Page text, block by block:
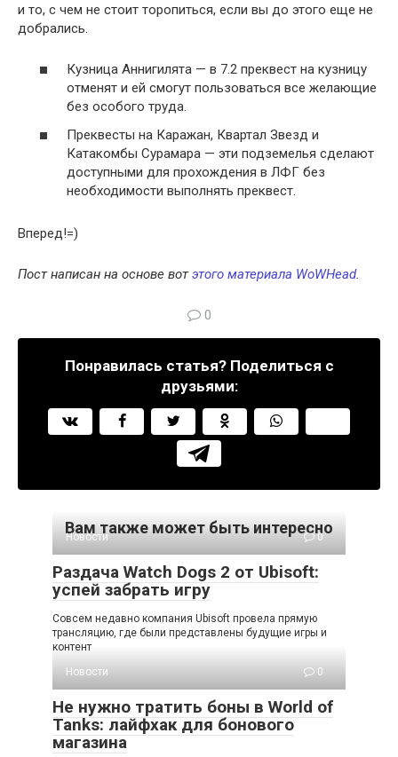
и то, с чем не стоит торопиться, если вы до этого еще не
добрались.
Кузница Аннигилята — в 7.2 преквест на кузницу
отменят и ей смогут пользоваться все желающие
без особого труда.
Преквесты на Каражан, Квартал Звезд и
Катакомбы Сурамара — эти подземелья сделают
доступными для прохождения в ЛФГ без
необходимости выполнять преквест.
Вперед!=)
Пост написан на основе вотэтого материала WoWHead.
0
Понравилась статья? Поделиться с
друзьями:
Вам также может быть интересно
Новости 0
Раздача Watch Dogs 2 от Ubisoft:
успей забрать игру
Совсем недавно компания Ubisoft провела прямую
трансляцию, где были представлены будущие игры и
контент
Новости
0
Не нужно тратить боны в World of
Tanks: лайфхак для бонового
магазина